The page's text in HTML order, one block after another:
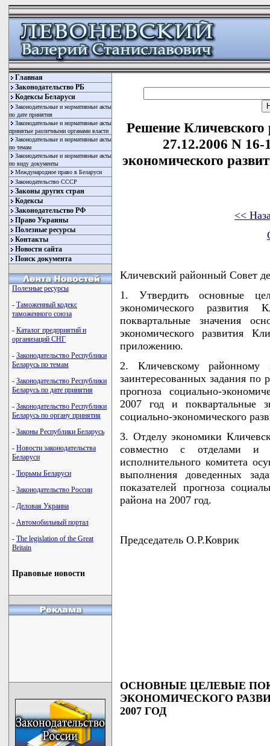
Главная
Законодательство РБ
Кодексы Беларуси
Законодательные и нормативные акты
по дате принятия
Законодательные и нормативные акты
принятые различными органами власти
Законодательные и нормативные акты
по темам
Законодательные и нормативные акты
по виду документы
Международное право в Беларуси
Законодательство СССР
Законы других стран
Кодексы
Законодательство РФ
Право Украины
Полезные ресурсы
Контакты
Новости сайта
Поиск документа
Полезные ресурсы
- Таможенный кодекс
таможенного союза
- Каталог предприятий и
организаций СНГ
- Законодательство Республики
Беларусь по темам
- Законодательство Республики
Беларусь по дате принятия
- Законодательство Республики
Беларусь по органу принятия
- Законы Республики Беларусь
- Новости законодательства
Беларуси
- Тюрьмы Беларуси
- Законодательство России
- Деловая Украина
- Автомобильный портал
- The legislation of the Great
Britain
Правовые новости
Решение Кличевского
27.12.2006 N
экономического
<<
Кличевский районный Совет
1. Утвердить основные
экономического
поквартальные значения
экономического развития
приложению.
2. Кличевскому районному
заинтересованных задания по
прогноза социально-
2007 год и поквартальные
социально-экономического
3. Отделу экономики
совместно с отделами и
исполнительного комитета
выполнения доведенных
показателей прогноза
района на 2007 год.
Председатель О.Р.Коврик
ОСНОВНЫЕ ЦЕЛЕВЫЕ
ЭКОНОМИЧЕСКОГО
2007 ГОД